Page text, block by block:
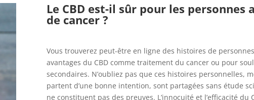
Le CBD est-il sûr pour les personnes
de cancer ?
Vous trouverez peut-être en ligne des histoires de
avantages du CBD comme traitement du cancer ou pour
secondaires. N’oubliez pas que ces histoires personnelles,
partent d’une bonne intention, sont partagées sans étude
ne constituent pas des preuves. L’innocuité et l’efficacité du